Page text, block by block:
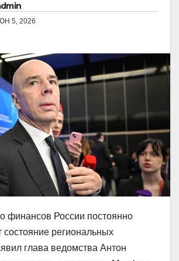
5, 2026
финансов России постоянно
состояние региональных
глава ведомства Антон